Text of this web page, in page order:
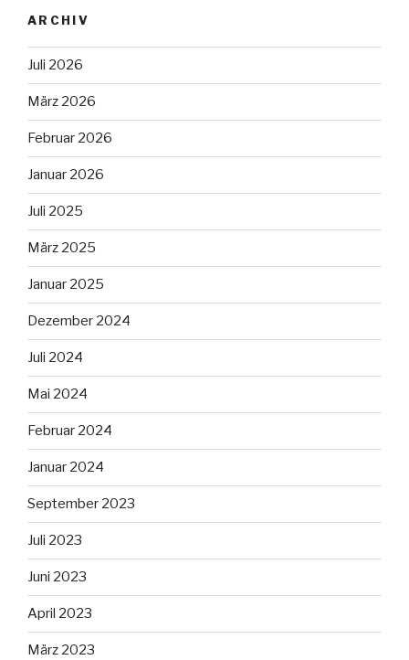
ARCHIV
Juli 2026
März 2026
Februar 2026
Januar 2026
Juli 2025
März 2025
Januar 2025
Dezember 2024
Juli 2024
Mai 2024
Februar 2024
Januar 2024
September 2023
Juli 2023
Juni 2023
April 2023
März 2023